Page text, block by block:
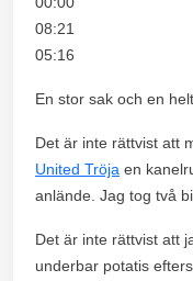
08:21
05:16
En stor sak och en
Det är inte rättvist att
United Tröja en
anlände. Jag tog två
Det är inte rättvist att
underbar potatis